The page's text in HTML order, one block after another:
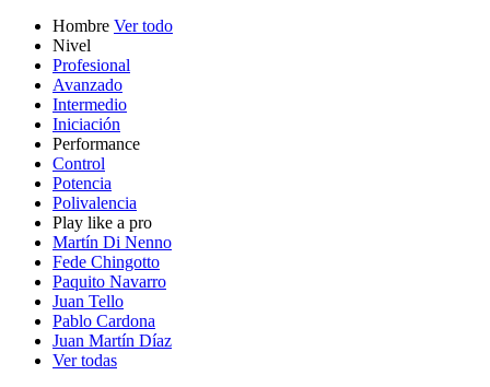
Hombre Ver todo
Nivel
Profesional
Avanzado
Intermedio
Iniciación
Performance
Control
Potencia
Polivalencia
Play like a pro
Martín Di Nenno
Fede Chingotto
Paquito Navarro
Juan Tello
Pablo Cardona
Juan Martín Díaz
Ver todas